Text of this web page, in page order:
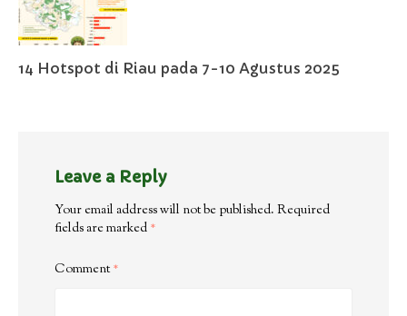
14 Hotspot di Riau pada 7-10 Agustus 2025
Leave a Reply
Your email address will not be published. Required
fields are marked *
Comment*